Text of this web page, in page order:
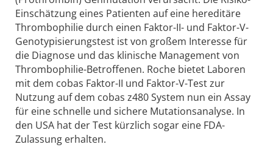
Einschätzung eines Patienten auf eine hereditäre
Thrombophilie durch einen Faktor-II- und Faktor-V-
Genotypisierungstest ist von großem Interesse für
die Diagnose und das klinische Management von
Thrombophilie-Betroffenen. Roche bietet Laboren
mit dem cobas Faktor-II und Faktor-V-Test zur
Nutzung auf dem cobas z480 System nun ein Assay
für eine schnelle und sichere Mutationsanalyse. In
den USA hat der Test kürzlich sogar eine FDA-
Zulassung erhalten.